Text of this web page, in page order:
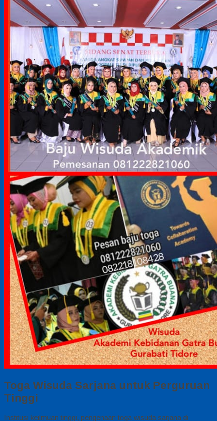
Toga Wisuda Sarjana untuk Perguruan
Tinggi
Institusi keilmuan tinggi, pengenaan toga wisuda sarjana di